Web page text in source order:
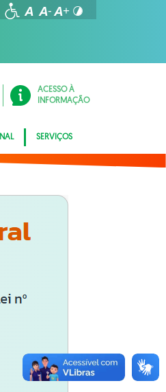
ACESSO À
INFORMAÇÃO
SERVIÇOS